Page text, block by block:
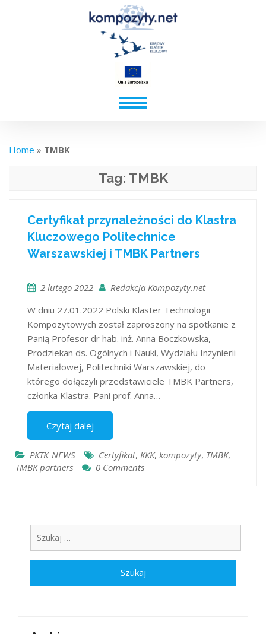
Home » TMBK
Tag: TMBK
Certyfikat przynależności do Klastra
Kluczowego Politechnice
Warszawskiej i TMBK Partners
2 lutego 2022
Redakcja Kompozyty.net
W dniu 27.01.2022 Polski Klaster Technologii
Kompozytowych został zaproszony na spotkanie z
Panią Profesor dr hab. inż. Anna Boczkowska,
Prodziekan ds. Ogólnych i Nauki, Wydziału Inżynierii
Materiałowej, Politechniki Warszawskiej, do
którego dołączyli przedstawiciele TMBK Partners,
członka Klastra. Pani prof. Anna…
Czytaj dalej
PKTK_NEWS Certyfikat, KKK, kompozyty, TMBK,
TMBK partners
0 Comments